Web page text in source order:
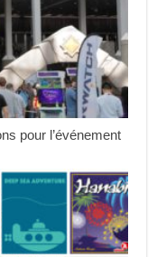
pour l’événement